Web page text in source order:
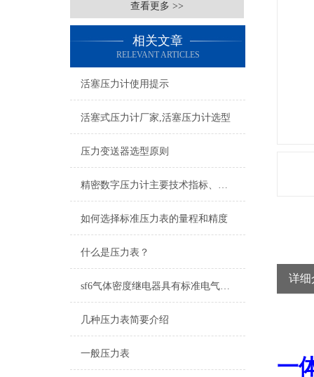
查看更多 >>
相关文章
RELEVANT ARTICLES
活塞压力计使用提示
活塞式压力计厂家,活塞压力计选型
压力变送器选型原则
精密数字压力计主要技术指标、使用温度及用途
如何选择标准压力表的量程和精度
什么是压力表？
sf6气体密度继电器具有标准电气接口，易于与控制系统集成
几种压力表简要介绍
一般压力表
详细
一